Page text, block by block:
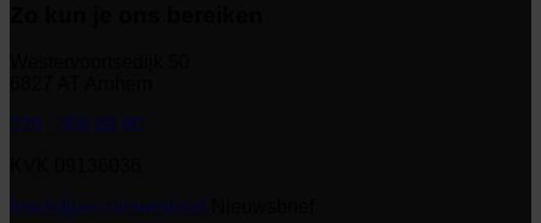
026 - 389 89 00
Inschrijven nieuwsbrief